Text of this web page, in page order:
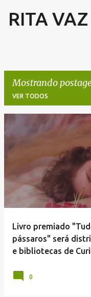
Pular
RITA
Mostrando
VER TODOS
P
t
Livro premiado
pássaros" será
e bibliotecas de
0